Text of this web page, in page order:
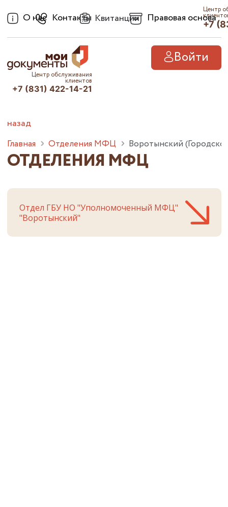
О нас Контакты Квитанции Правовая основа
Центр
+7
Войти
Центр обслуживания
клиентов
+7 (831) 422-14-21
назад
Главная Отделения МФЦ Воротынский
ОТДЕЛЕНИЯ МФЦ
Отдел ГБУ НО "Уполномоченный МФЦ"
"Воротынский"